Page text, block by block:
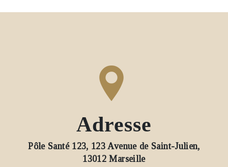
Adresse
Pôle Santé 123, 123 Avenue de Saint-Julien,
13012 Marseille